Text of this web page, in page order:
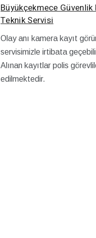
Büyükçekmece
Teknik Servisi
Olay anı kamera kayıt
servisimizle irtibata
Alınan kayıtlar polis
edilmektedir.